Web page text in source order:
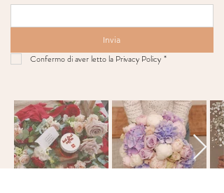
Invia
Confermo di aver letto la Privacy Policy *